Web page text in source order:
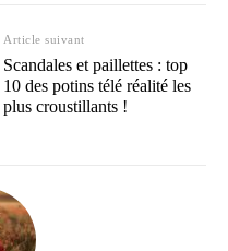
Article suivant
Scandales et paillettes : top
10 des potins télé réalité les
plus croustillants !